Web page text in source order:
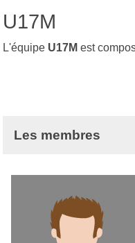
U17M
L'équipe U17M est
Les membres